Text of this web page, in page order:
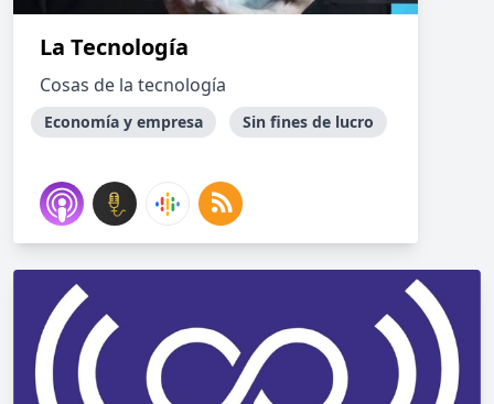
La Tecnología
Cosas de la tecnología
Economía y empresa Sin fines de lucro